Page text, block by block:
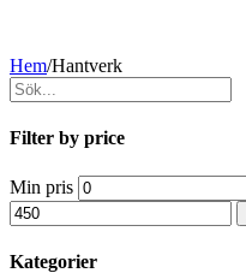
Hem/Hantverk
Filter by price
Min pris
Kategorier